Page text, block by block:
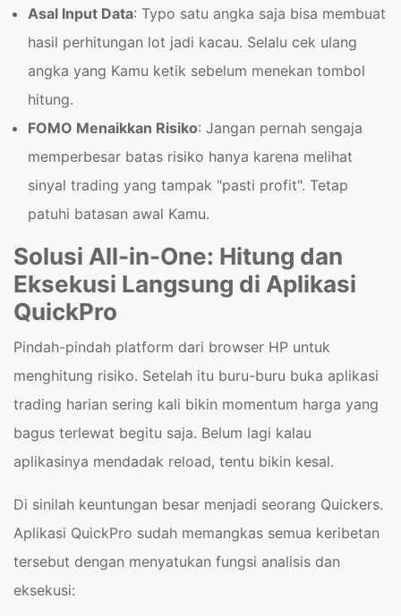
Asal Input Data: Typo satu angka saja bisa membuat
hasil perhitungan lot jadi kacau. Selalu cek ulang
angka yang Kamu ketik sebelum menekan tombol
hitung.
FOMO Menaikkan Risiko: Jangan pernah sengaja
memperbesar batas risiko hanya karena melihat
sinyal trading yang tampak "pasti profit". Tetap
patuhi batasan awal Kamu.
Solusi All-in-One: Hitung dan
Eksekusi Langsung di Aplikasi
QuickPro
Pindah-pindah platform dari browser HP untuk
menghitung risiko. Setelah itu buru-buru buka aplikasi
trading harian sering kali bikin momentum harga yang
bagus terlewat begitu saja. Belum lagi kalau
aplikasinya mendadak reload, tentu bikin kesal.
Di sinilah keuntungan besar menjadi seorang Quickers.
Aplikasi QuickPro sudah memangkas semua keribetan
tersebut dengan menyatukan fungsi analisis dan
eksekusi: